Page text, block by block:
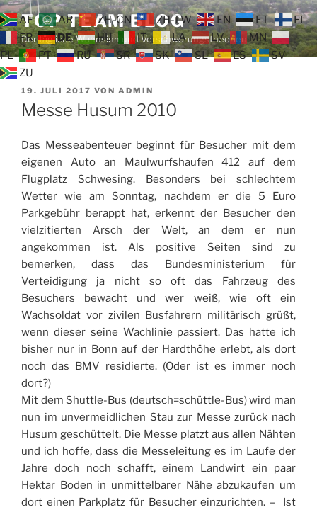
Zum
Inhalt
springen
TOP TEAM BLOG
Der tägliche Wahnsinn und Verschwörungstheorien
VERÖFFENTLICHT
AM
19. JULI 2017 VON ADMIN
Messe Husum 2010
Das Messeabenteuer beginnt für Besucher mit dem
eigenen Auto an Maulwurfshaufen 412 auf dem
Flugplatz Schwesing. Besonders bei schlechtem
Wetter wie am Sonntag, nachdem er die 5 Euro
Parkgebühr berappt hat, erkennt der Besucher den
vielzitierten Arsch der Welt, an dem er nun
angekommen ist. Als positive Seiten sind zu
bemerken, dass das Bundesministerium für
Verteidigung ja nicht so oft das Fahrzeug des
Besuchers bewacht und wer weiß, wie oft ein
Wachsoldat vor zivilen Busfahrern militärisch grüßt,
wenn dieser seine Wachlinie passiert. Das hatte ich
bisher nur in Bonn auf der Hardthöhe erlebt, als dort
noch das BMV residierte. (Oder ist es immer noch
dort?)
Mit dem Shuttle-Bus (deutsch=schüttle-Bus) wird man
nun im unvermeidlichen Stau zur Messe zurück nach
Husum geschüttelt. Die Messe platzt aus allen Nähten
und ich hoffe, dass die Messeleitung es im Laufe der
Jahre doch noch schafft, einem Landwirt ein paar
Hektar Boden in unmittelbarer Nähe abzukaufen um
dort einen Parkplatz für Besucher einzurichten. – Ist
AF AR ZH-CN ZH-TW EN ET
FI
FR
DE HU IT LA LV
MN
PL
PT RU SR SK SL ES
SV
ZU